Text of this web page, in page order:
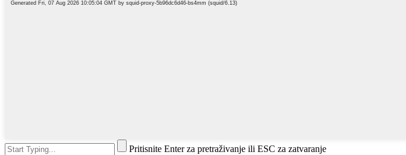
Pritisnite Enter za pretraživanje ili ESC za zatvaranje